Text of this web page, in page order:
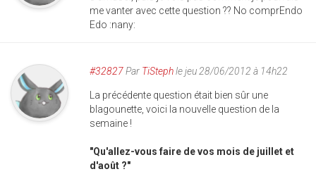
me vanter avec cette question ?? No comprEndo
Edo :nany:
#32827Par TiStephle jeu 28/06/2012 à 14h22
La précédente question était bien sûr une
blagounette, voici la nouvelle question de la
semaine !
"Qu'allez-vous faire de vos mois de juillet et
d'août ?"